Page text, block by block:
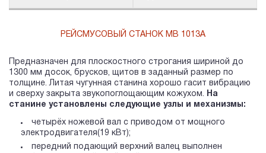
РЕЙСМУСОВЫЙ СТАНОК МВ 1013А
Предназначен для плоскостного строгания шириной до
1300 мм досок, брусков, щитов в заданный размер по
толщине. Литая чугунная станина хорошо гасит вибрацию
и сверху закрыта звукопоглощающим кожухом.
На
станине установлены следующие узлы и механизмы:
четырёх ножевой вал с приводом от мощного
электродвигателя(19 кВт);
передний подающий верхний валец выполнен